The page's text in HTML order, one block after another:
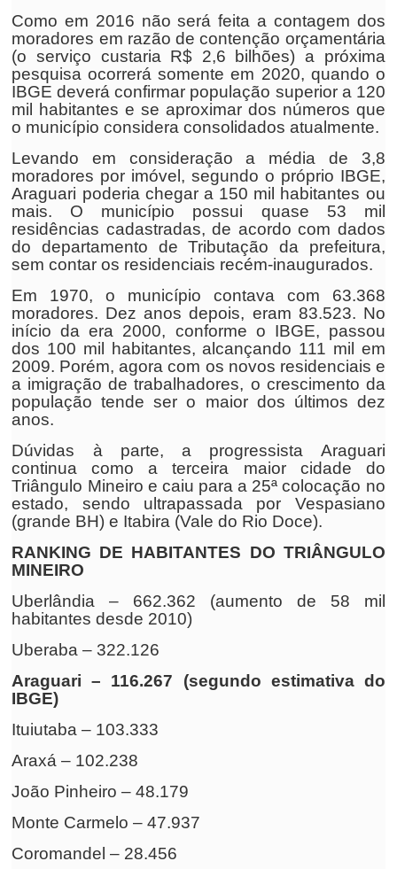
Como em 2016 não será feita a contagem dos
moradores em razão de contenção orçamentária
(o serviço custaria R$ 2,6 bilhões) a próxima
pesquisa ocorrerá somente em 2020, quando o
IBGE deverá confirmar população superior a 120
mil habitantes e se aproximar dos números que
o município considera consolidados atualmente.
Levando em consideração a média de 3,8
moradores por imóvel, segundo o próprio IBGE,
Araguari poderia chegar a 150 mil habitantes ou
mais. O município possui quase 53 mil
residências cadastradas, de acordo com dados
do departamento de Tributação da prefeitura,
sem contar os residenciais recém-inaugurados.
Em 1970, o município contava com 63.368
moradores. Dez anos depois, eram 83.523. No
início da era 2000, conforme o IBGE, passou
dos 100 mil habitantes, alcançando 111 mil em
2009. Porém, agora com os novos residenciais e
a imigração de trabalhadores, o crescimento da
população tende ser o maior dos últimos dez
anos.
Dúvidas à parte, a progressista Araguari
continua como a terceira maior cidade do
Triângulo Mineiro e caiu para a 25ª colocação no
estado, sendo ultrapassada por Vespasiano
(grande BH) e Itabira (Vale do Rio Doce).
RANKING DE HABITANTES DO TRIÂNGULO
MINEIRO
Uberlândia – 662.362 (aumento de 58 mil
habitantes desde 2010)
Uberaba – 322.126
Araguari – 116.267 (segundo estimativa do
IBGE)
Ituiutaba – 103.333
Araxá – 102.238
João Pinheiro – 48.179
Monte Carmelo – 47.937
Coromandel – 28.456